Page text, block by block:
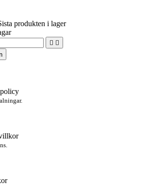
produkten i lager
 